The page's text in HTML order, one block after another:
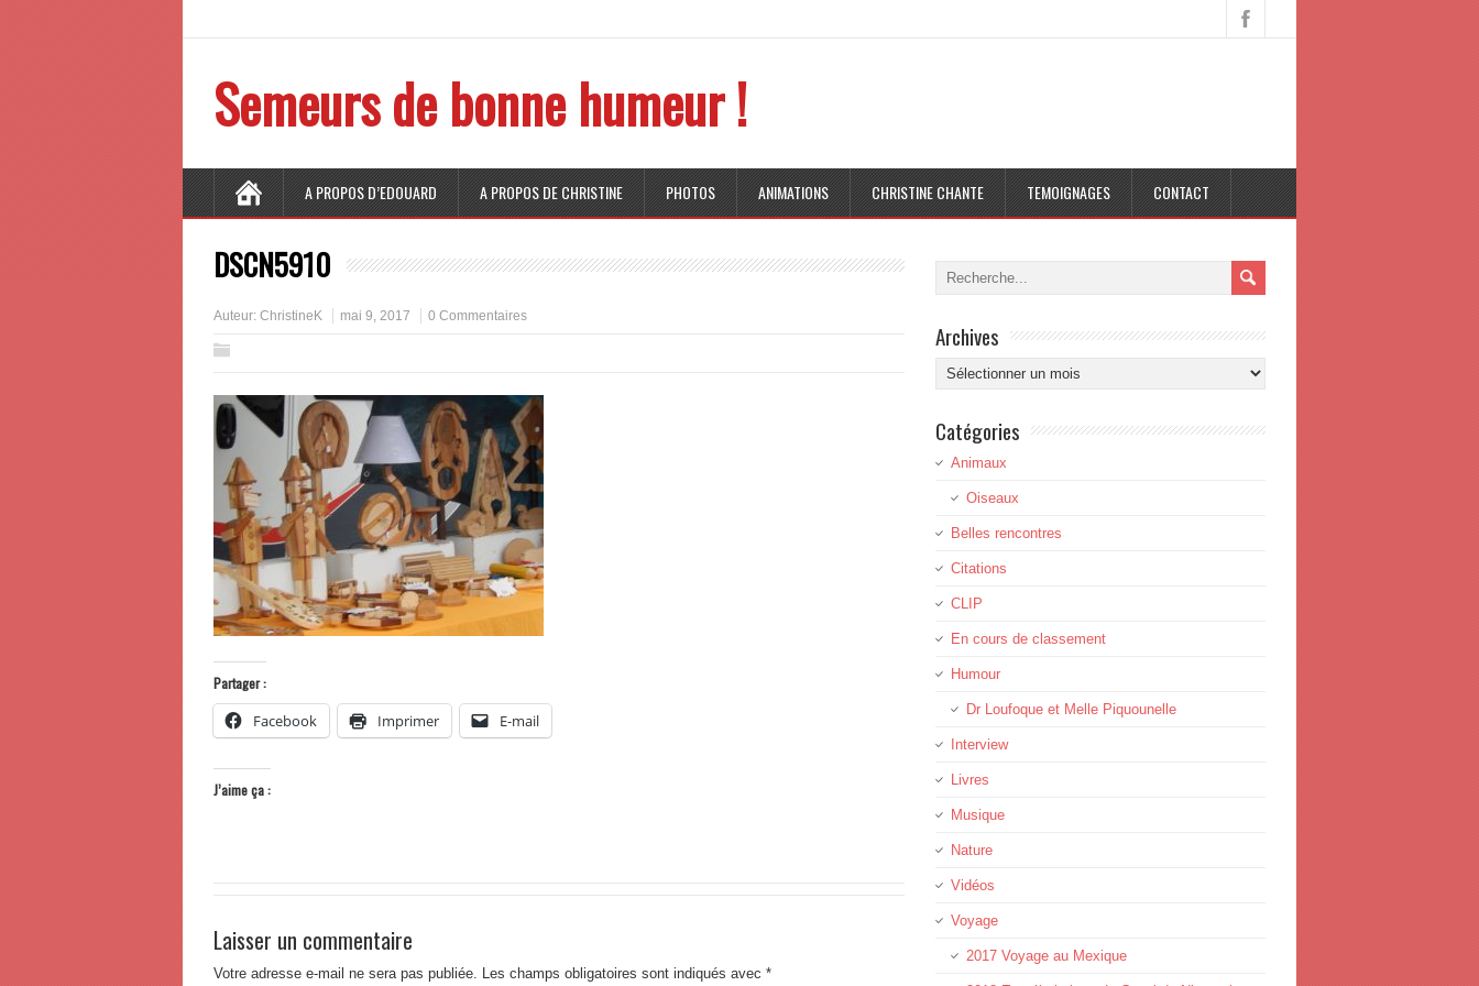
Semeurs de bonne humeur !
A PROPOS D’EDOUARD A PROPOS DE CHRISTINE PHOTOS ANIMATIONS CHRISTINE CHANTE TEMOIGNAGES CONTACT
DSCN5910
Auteur: ChristineK mai 9, 2017 0 Commentaires
Partager :
Facebook Imprimer E-mail
J’aime ça :
Laisser un commentaire
Votre adresse e-mail ne sera pas publiée. Les champs obligatoires sont indiqués avec *
Archives
Archives
Catégories
Animaux
Oiseaux
Belles rencontres
Citations
CLIP
En cours de classement
Humour
Dr Loufoque et Melle Piquounelle
Interview
Livres
Musique
Nature
Vidéos
Voyage
2017 Voyage au Mexique